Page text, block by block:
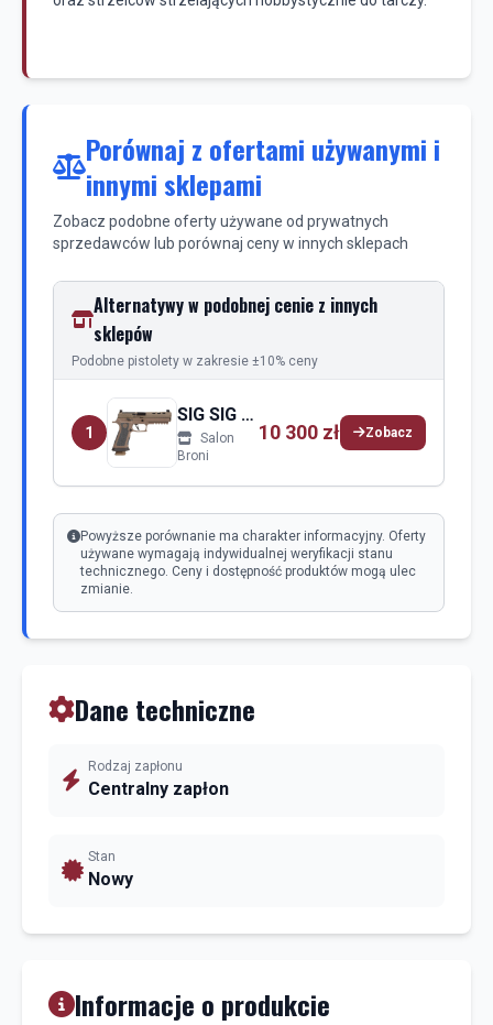
Porównaj z ofertami używanymi i
innymi sklepami
Zobacz podobne oferty używane od prywatnych
sprzedawców lub porównaj ceny w innych sklepach
Alternatywy w podobnej cenie z innych
sklepów
Podobne pistolety w zakresie ±10% ceny
1
SIG SIG Sauer P320
Salon
Broni
10 300 zł Zobacz
Powyższe porównanie ma charakter informacyjny. Oferty
używane wymagają indywidualnej weryfikacji stanu
technicznego. Ceny i dostępność produktów mogą ulec
zmianie.
Dane techniczne
Rodzaj zapłonu
Centralny zapłon
Stan
Nowy
Informacje o produkcie